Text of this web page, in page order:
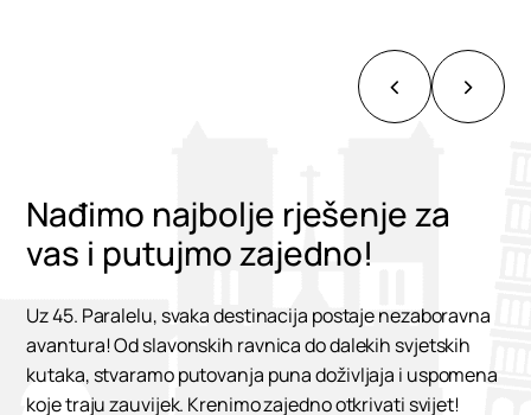
Nađimo najbolje rješenje za
vas i putujmo zajedno!
Uz 45. Paralelu, svaka destinacija postaje nezaboravna
avantura! Od slavonskih ravnica do dalekih svjetskih
kutaka, stvaramo putovanja puna doživljaja i uspomena
koje traju zauvijek. Krenimo zajedno otkrivati svijet!